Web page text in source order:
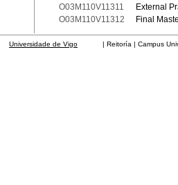
O03M110V11311
External
O03M110V11312
Final
Universidade de Vigo | Reitoría | Campus